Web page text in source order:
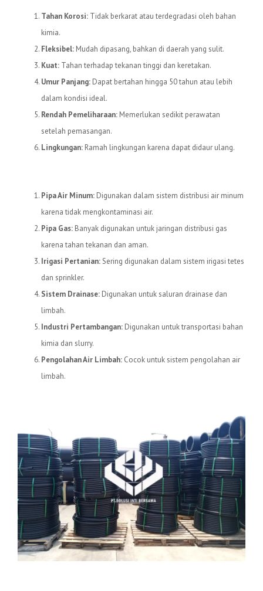
Tahan Korosi: Tidak berkarat atau terdegradasi oleh bahan
kimia.
Fleksibel: Mudah dipasang, bahkan di daerah yang sulit.
Kuat: Tahan terhadap tekanan tinggi dan keretakan.
Umur Panjang: Dapat bertahan hingga 50 tahun atau lebih
dalam kondisi ideal.
Rendah Pemeliharaan: Memerlukan sedikit perawatan
setelah pemasangan.
Lingkungan: Ramah lingkungan karena dapat didaur ulang.
Pipa Air Minum: Digunakan dalam sistem distribusi air minum
karena tidak mengkontaminasi air.
Pipa Gas: Banyak digunakan untuk jaringan distribusi gas
karena tahan tekanan dan aman.
Irigasi Pertanian:Sering digunakan dalam sistem irigasi tetes
dan sprinkler.
Sistem Drainase: Digunakan untuk saluran drainase dan
limbah.
Industri Pertambangan: Digunakan untuk transportasi bahan
kimia dan slurry.
Pengolahan Air Limbah: Cocok untuk sistem pengolahan air
limbah.